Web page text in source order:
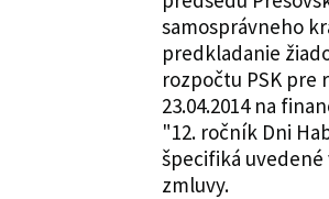
samosprávneho
predkladanie
rozpočtu PSK pre
23.04.2014 na
"12. ročník Dni
špecifiká uvedené
zmluvy.